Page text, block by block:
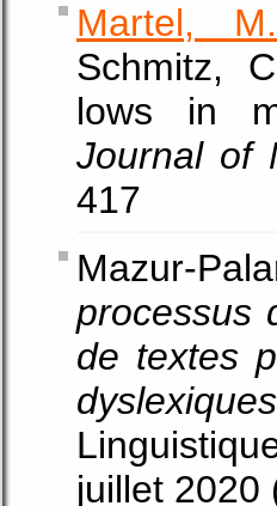
Martel, M.
Schmitz,
lows in
Journal of
417
Mazur-
processus
de textes
dyslexiques
juillet 2020